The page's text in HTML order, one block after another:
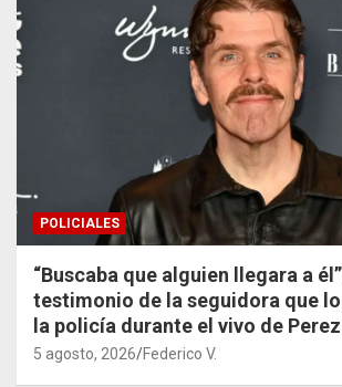
POLICIALES
“Buscaba que alguien llegara a
testimonio de la seguidora que
la policía durante el vivo de
5 agosto, 2026 Federico V.